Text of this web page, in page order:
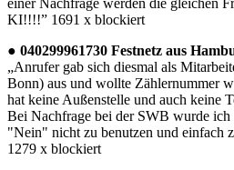
KI!!!!” 1691 x blockiert
● 040299961730 Festnetz aus
„Anrufer gab sich diesmal als
Bonn) aus und wollte Zählernummer
hat keine Außenstelle und auch keine
Bei Nachfrage bei der SWB wurde
"Nein" nicht zu benutzen und einfach
1279 x blockiert